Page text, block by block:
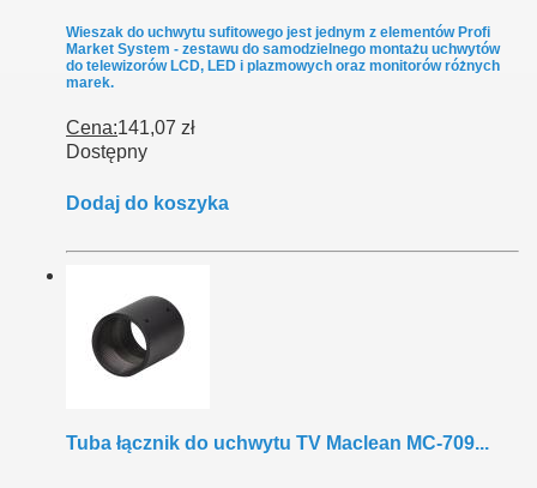
Wieszak do uchwytu sufitowego jest jednym z elementów Profi
Market System - zestawu do samodzielnego montażu uchwytów
do telewizorów LCD, LED i plazmowych oraz monitorów różnych
marek.
Cena:141,07 zł
Dostępny
Dodaj do koszyka
Tuba łącznik do uchwytu TV Maclean MC-709...